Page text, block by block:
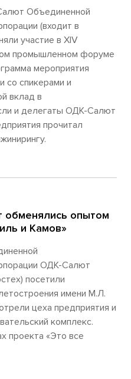
Объединенной
(входит в
участие в XIV
промышленном форуме
мероприятия
со спикерами и
вклад в
и делегаты ОДК-Салют
прочитал
обменялись опытом
и Камов»
ОДК-Салют
посетили
имени М.Л.
цеха предприятия и
комплекс.
проекта «Это все